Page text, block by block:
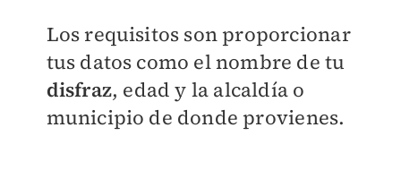
Los requisitos son proporcionar
tus datos como el nombre de tu
disfraz, edad y la alcaldía o
municipio de donde provienes.